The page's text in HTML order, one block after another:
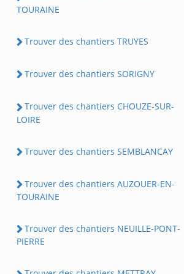
TOURAINE
Trouver des chantiers TRUYES
Trouver des chantiers SORIGNY
Trouver des chantiers CHOUZE-SUR-
LOIRE
Trouver des chantiers SEMBLANCAY
Trouver des chantiers AUZOUER-EN-
TOURAINE
Trouver des chantiers NEUILLE-PONT-
PIERRE